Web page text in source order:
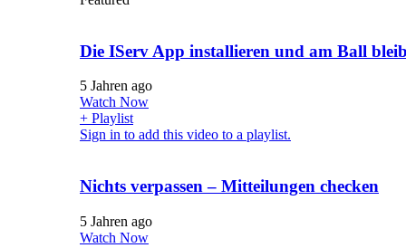
Die IServ App installieren und am Ball
5 Jahren ago
Watch Now
+ Playlist
Sign in to add this video to a playlist.
Nichts verpassen – Mitteilungen checken
5 Jahren ago
Watch Now